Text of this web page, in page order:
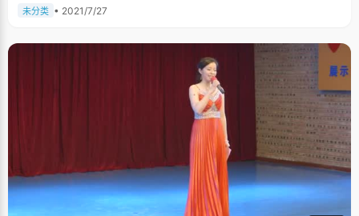
未分类 • 2021/7/27